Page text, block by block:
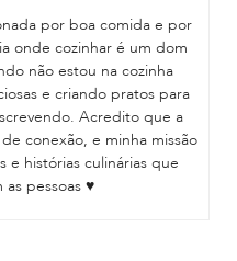
por boa comida e por
onde cozinhar é um dom
não estou na cozinha
e criando pratos para
Acredito que a
conexão, e minha missão
e histórias culinárias que
pessoas ♥